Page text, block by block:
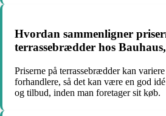
Hvordan sammenligner
terrassebrædder hos
Priserne på terrassebrædder kan
forhandlere, så det kan være en god
og tilbud, inden man foretager sit køb.